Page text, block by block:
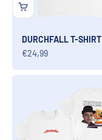
DURCHFALL T-SHIRT
Angebot
€24,99